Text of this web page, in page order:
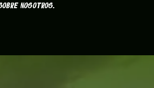
nosotros.